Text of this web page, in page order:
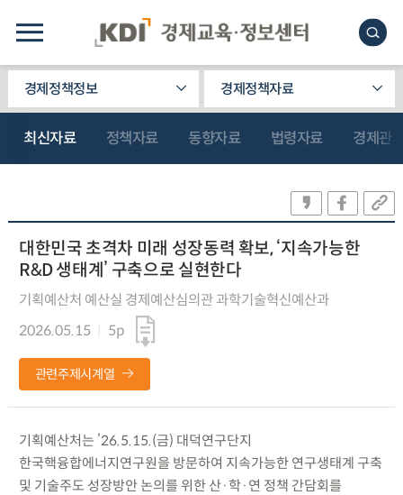
경제정책정보 경제정책자료
최신자료 정책자료 동향자료 법령자료 경제관
대한민국 초격차 미래 성장동력 확보, ‘지속가능한
R&D 생태계’ 구축으로 실현한다
기획예산처 예산실 경제예산심의관 과학기술혁신예산과
2026.05.15
5p
관련주제시계열
기획예산처는 ’26.5.15.(금) 대덕연구단지
한국핵융합에너지연구원을 방문하여 지속가능한 연구생태계 구축
및 기술주도 성장방안 논의를 위한 산·학·연 정책 간담회를